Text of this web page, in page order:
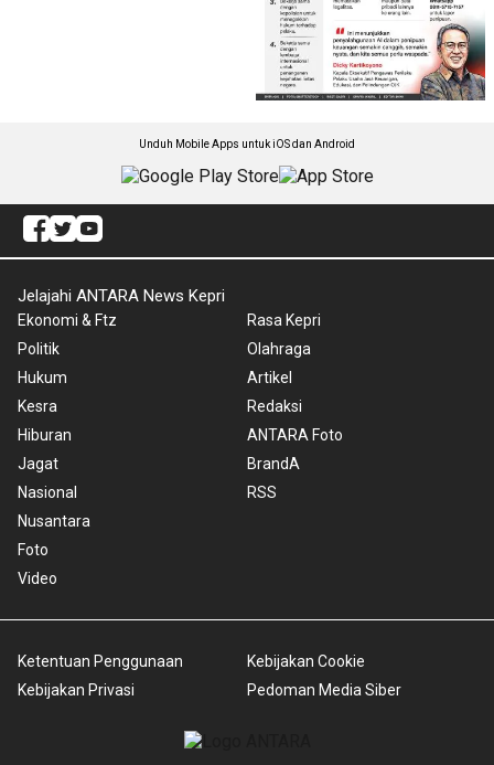
Unduh Mobile Apps untuk iOS dan Android
Jelajahi ANTARA News Kepri
Ekonomi & Ftz
Politik
Hukum
Kesra
Hiburan
Jagat
Nasional
Nusantara
Foto
Video
Rasa Kepri
Olahraga
Artikel
Redaksi
ANTARA Foto
BrandA
RSS
Ketentuan Penggunaan
Kebijakan Privasi
Kebijakan Cookie
Pedoman Media Siber